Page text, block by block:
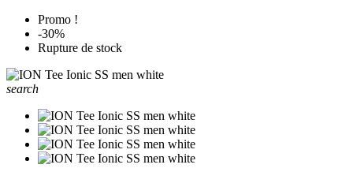
Promo !
-30%
Rupture de stock
search